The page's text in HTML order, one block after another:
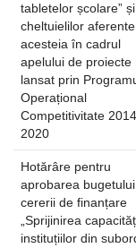
tabletelor școlare”
cheltuielilor aferente
acesteia în cadrul
apelului de proiecte
lansat prin
Operațional
Competitivitate
2020
Hotărâre pentru
aprobarea bugetului
cererii de finanțare
„Sprijinirea
instituțiilor din